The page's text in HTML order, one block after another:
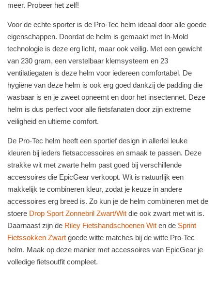
meer. Probeer het zelf!
Voor de echte sporter is de Pro-Tec helm ideaal door alle goede
eigenschappen. Doordat de helm is gemaakt met In-Mold
technologie is deze erg licht, maar ook veilig. Met een gewicht
van 230 gram, een verstelbaar klemsysteem en 23
ventilatiegaten is deze helm voor iedereen comfortabel. De
hygiëne van deze helm is ook erg goed dankzij de padding die
wasbaar is en je zweet opneemt en door het insectennet. Deze
helm is dus perfect voor alle fietsfanaten door zijn extreme
veiligheid en ultieme comfort.
De Pro-Tec helm heeft een sportief design in allerlei leuke
kleuren bij ieders fietsaccessoires en smaak te passen. Deze
strakke wit met zwarte helm past goed bij verschillende
accessoires die EpicGear verkoopt. Wit is natuurlijk een
makkelijk te combineren kleur, zodat je keuze in andere
accessoires erg breed is. Zo kun je de helm combineren met de
stoere Drop Sport Zonnebril Zwart/Wit die ook zwart met wit is.
Daarnaast zijn de Riley Fietshandschoenen Wit en de Sprint
Fietssokken Zwart goede witte matches bij de witte Pro-Tec
helm. Maak op deze manier met accessoires van EpicGear je
volledige fietsoutfit compleet.